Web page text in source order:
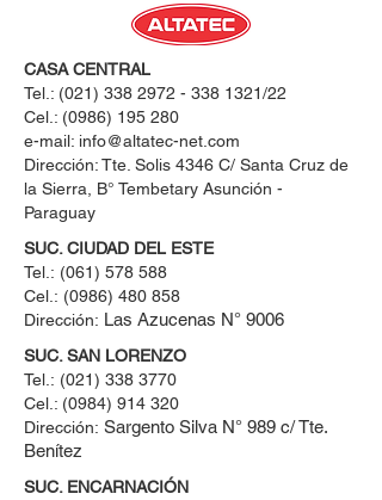
CASA CENTRAL
Tel.: (021) 338 2972 - 338 1321/22
Cel.: (0986) 195 280
e-mail: info@altatec-net.com
Dirección: Tte. Solis 4346 C/ Santa Cruz de
la Sierra, B° Tembetary Asunción -
Paraguay
SUC. CIUDAD DEL ESTE
Tel.: (061) 578 588
Cel.: (0986) 480 858
Dirección: Las Azucenas N° 9006
SUC. SAN LORENZO
Tel.: (021) 338 3770
Cel.: ​(0984) 914 320
Dirección: Sargento Silva N° 989 c/ Tte.
Benítez
SUC. ENCARNACIÓN